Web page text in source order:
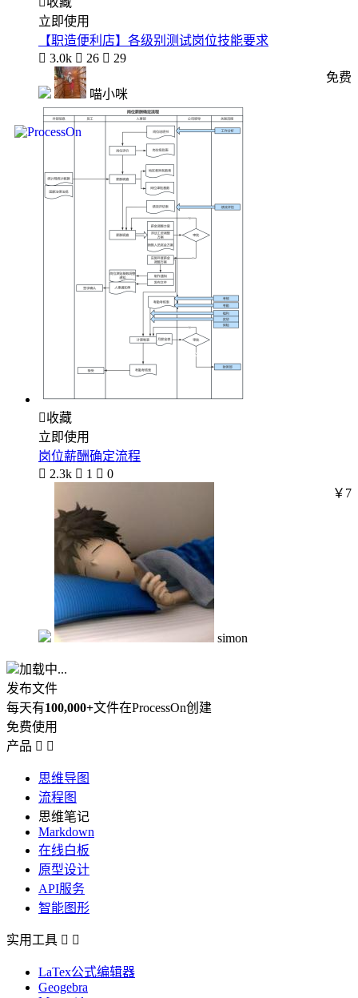
立即使用
【职造便利店】各级别测试岗位技能要求
 3.0k  26  29
喵小咪
免费
收藏
立即使用
岗位薪酬确定流程
 2.3k  1  0
simon
￥7
加载中...
发布文件
每天有100,000+文件在ProcessOn创建
免费使用
产品  
思维导图
流程图
思维笔记
Markdown
在线白板
原型设计
API服务
智能图形
实用工具  
LaTex公式编辑器
Geogebra